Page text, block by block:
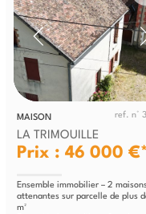
MAISON ref. n°
LA TRIMOUILLE
Prix : 46 000 €*
Ensemble immobilier – 2
attenantes sur parcelle de plus
m²